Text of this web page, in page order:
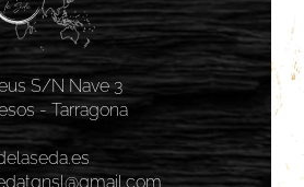
S/N Nave 3
- Tarragona